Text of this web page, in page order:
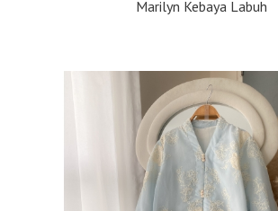
Marilyn Kebaya Labuh